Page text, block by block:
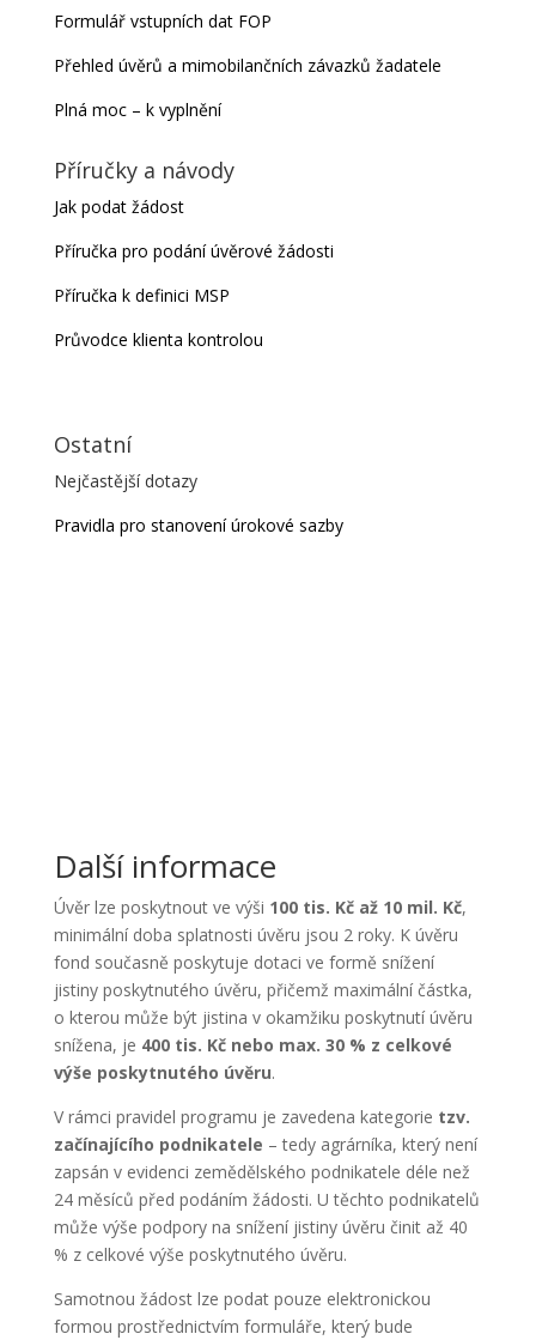
Formulář vstupních dat FOP
Přehled úvěrů a mimobilančních závazků žadatele
Plná moc – k vyplnění
Příručky a návody
Jak podat žádost
Příručka pro podání úvěrové žádosti
Příručka k definici MSP
Průvodce klienta kontrolou
Ostatní
Nejčastější dotazy
Pravidla pro stanovení úrokové sazby
Další informace
Úvěr lze poskytnout ve výši 100 tis. Kč až 10 mil. Kč,
minimální doba splatnosti úvěru jsou 2 roky. K úvěru
fond současně poskytuje dotaci ve formě snížení
jistiny poskytnutého úvěru, přičemž maximální částka,
o kterou může být jistina v okamžiku poskytnutí úvěru
snížena, je 400 tis. Kč nebo max. 30 % z celkové
výše poskytnutého úvěru.
V rámci pravidel programu je zavedena kategorie tzv.
začínajícího podnikatele – tedy agrárníka, který není
zapsán v evidenci zemědělského podnikatele déle než
24 měsíců před podáním žádosti. U těchto podnikatelů
může výše podpory na snížení jistiny úvěru činit až 40
% z celkové výše poskytnutého úvěru.
Samotnou žádost lze podat pouze elektronickou
formou prostřednictvím formuláře, který bude